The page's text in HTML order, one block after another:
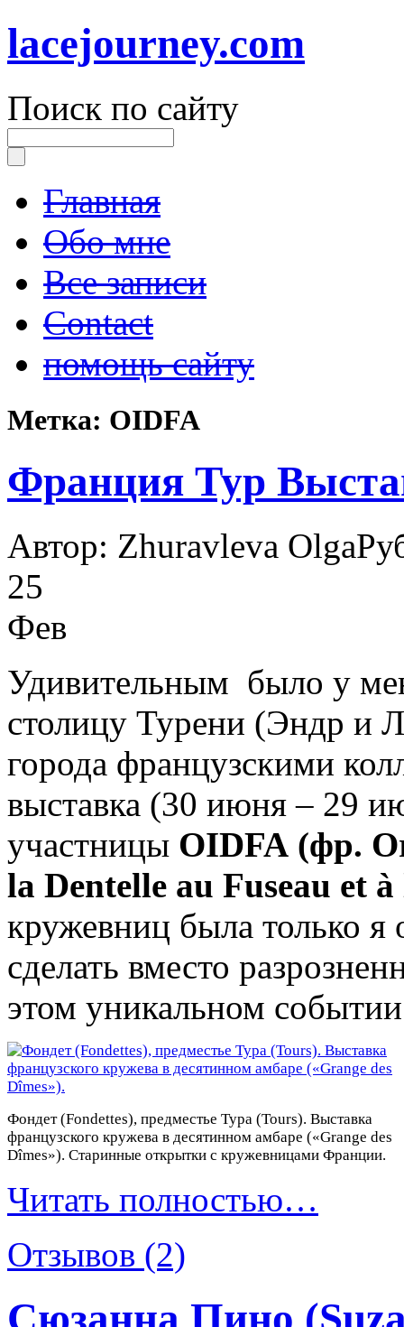
lacejourney.com
Поиск по сайту
Главная
Обо мне
Все записи
Contact
помощь сайту
Метка: OIDFA
Франция Тур
Автор: Zhuravleva Olga
25
Фев
Удивительным было у
столицу Турени (Эндр и
города французскими
выставка (30 июня – 29
участницы OIDFA (фр.
la Dentelle au Fuseau et à
кружевниц была только я
сделать вместо
этом уникальном
Фондет (Fondettes), предместье Тура (Tours). Выставка
французского кружева в десятинном амбаре («Grange des
Dîmes»). Старинные открытки с кружевницами Франции.
Читать полностью…
Отзывов (2)